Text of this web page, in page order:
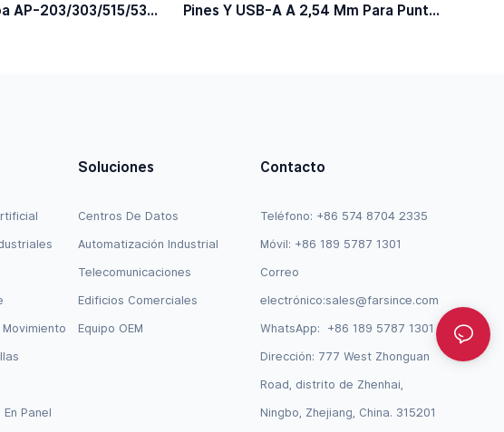
AP-203/303/515/535,
Pines Y USB-A A 2,54 Mm Para Punto
Panel
Soluciones
Centros De Datos
Automatización Industrial
Telecomunicaciones
Edificios Comerciales
Equipo OEM
Contacto
Teléfono: +86 574 8704 2335
Móvil: +86 189 5787 1301
Correo
electrónico:sales@farsince.com
WhatsApp: +86 189 5787 1301
Dirección: 777 West Zhonguan
Road, distrito de Zhenhai,
Ningbo, Zhejiang, China. 315201